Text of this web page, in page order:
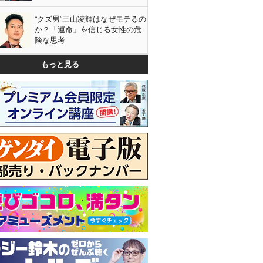
“クズ男”三山凌輝はなぜモテるの
か？「運命」を信じる女性の危
険な思考
もっと見る